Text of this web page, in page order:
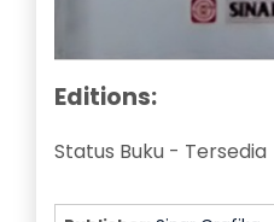
Editions:
Status Buku - Tersedia